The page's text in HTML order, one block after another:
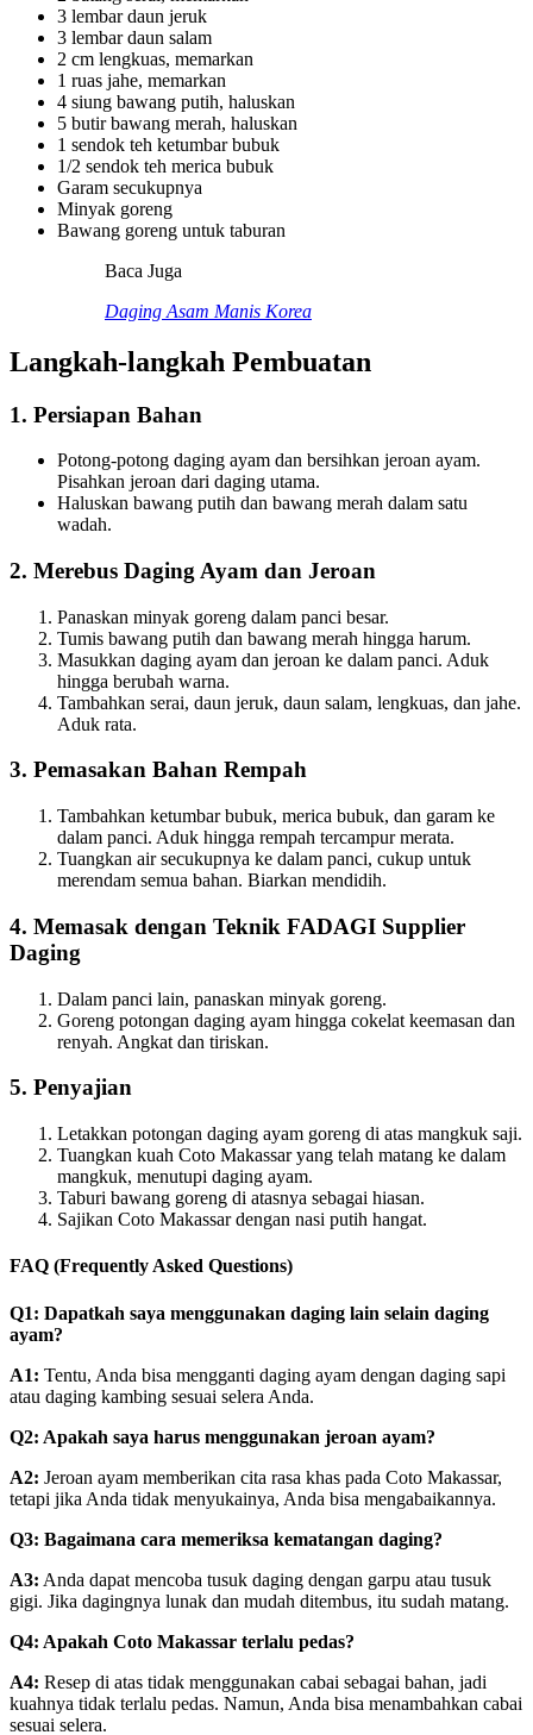
3 lembar daun jeruk
3 lembar daun salam
2 cm lengkuas, memarkan
1 ruas jahe, memarkan
4 siung bawang putih, haluskan
5 butir bawang merah, haluskan
1 sendok teh ketumbar bubuk
1/2 sendok teh merica bubuk
Garam secukupnya
Minyak goreng
Bawang goreng untuk taburan
Baca Juga
Daging Asam Manis Korea
Langkah-langkah Pembuatan
1. Persiapan Bahan
Potong-potong daging ayam dan bersihkan jeroan ayam.
Pisahkan jeroan dari daging utama.
Haluskan bawang putih dan bawang merah dalam satu
wadah.
2. Merebus Daging Ayam dan Jeroan
Panaskan minyak goreng dalam panci besar.
Tumis bawang putih dan bawang merah hingga harum.
Masukkan daging ayam dan jeroan ke dalam panci. Aduk
hingga berubah warna.
Tambahkan serai, daun jeruk, daun salam, lengkuas, dan jahe.
Aduk rata.
3. Pemasakan Bahan Rempah
Tambahkan ketumbar bubuk, merica bubuk, dan garam ke
dalam panci. Aduk hingga rempah tercampur merata.
Tuangkan air secukupnya ke dalam panci, cukup untuk
merendam semua bahan. Biarkan mendidih.
4. Memasak dengan Teknik FADAGI Supplier
Daging
Dalam panci lain, panaskan minyak goreng.
Goreng potongan daging ayam hingga cokelat keemasan dan
renyah. Angkat dan tiriskan.
5. Penyajian
Letakkan potongan daging ayam goreng di atas mangkuk saji.
Tuangkan kuah Coto Makassar yang telah matang ke dalam
mangkuk, menutupi daging ayam.
Taburi bawang goreng di atasnya sebagai hiasan.
Sajikan Coto Makassar dengan nasi putih hangat.
FAQ (Frequently Asked Questions)
Q1: Dapatkah saya menggunakan daging lain selain daging
ayam?
A1: Tentu, Anda bisa mengganti daging ayam dengan daging sapi
atau daging kambing sesuai selera Anda.
Q2: Apakah saya harus menggunakan jeroan ayam?
A2: Jeroan ayam memberikan cita rasa khas pada Coto Makassar,
tetapi jika Anda tidak menyukainya, Anda bisa mengabaikannya.
Q3: Bagaimana cara memeriksa kematangan daging?
A3: Anda dapat mencoba tusuk daging dengan garpu atau tusuk
gigi. Jika dagingnya lunak dan mudah ditembus, itu sudah matang.
Q4: Apakah Coto Makassar terlalu pedas?
A4: Resep di atas tidak menggunakan cabai sebagai bahan, jadi
kuahnya tidak terlalu pedas. Namun, Anda bisa menambahkan cabai
sesuai selera.